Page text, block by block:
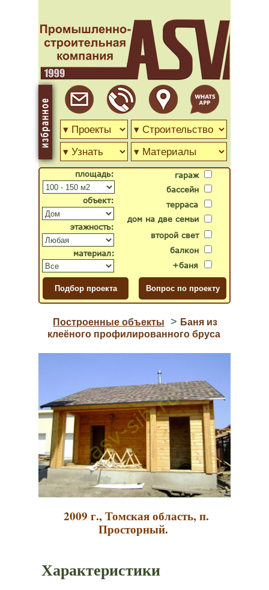
гараж
бассейн
второй свет
дом на две семьи
терраса
балкон
+баня
объект:
материал:
площадь:
этажность:
Построенные объекты > Баня из
клеёного профилированного бруса
2009 г., Томская область, п.
Просторный.
Характеристики